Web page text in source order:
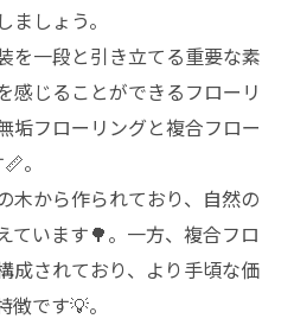
しょう。
を一段と引き立てる重要な素
感じることができるフローリ
垢フローリングと複合フロー
。
木から作られており、自然の
ています🌳。一方、複合フロ
成されており、より手頃な価
です💡。